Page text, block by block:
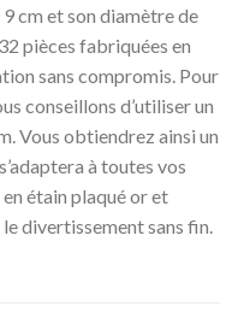
cm et son diamètre de
pièces fabriquées en
sans compromis. Pour
conseillons d’utiliser un
Vous obtiendrez ainsi un
à toutes vos
étain plaqué or et
divertissement sans fin.